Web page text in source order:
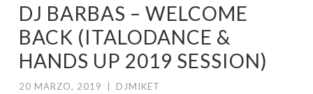
DJ BARBAS – WELCOME
BACK (ITALODANCE &
HANDS UP 2019 SESSION)
20 MARZO, 2019 DJMIKET